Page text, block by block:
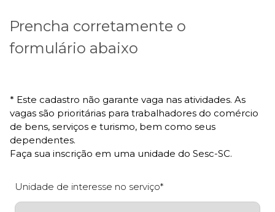
Prencha corretamente o
formulário abaixo
* Este cadastro não garante vaga nas atividades. As
vagas são prioritárias para trabalhadores do comércio
de bens, serviços e turismo, bem como seus
dependentes.
Faça sua inscrição em uma unidade do Sesc-SC.
Unidade de interesse no serviço*